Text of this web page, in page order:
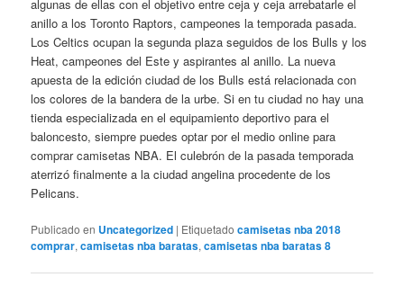
algunas de ellas con el objetivo entre ceja y ceja arrebatarle el
anillo a los Toronto Raptors, campeones la temporada pasada.
Los Celtics ocupan la segunda plaza seguidos de los Bulls y los
Heat, campeones del Este y aspirantes al anillo. La nueva
apuesta de la edición ciudad de los Bulls está relacionada con
los colores de la bandera de la urbe. Si en tu ciudad no hay una
tienda especializada en el equipamiento deportivo para el
baloncesto, siempre puedes optar por el medio online para
comprar camisetas NBA. El culebrón de la pasada temporada
aterrizó finalmente a la ciudad angelina procedente de los
Pelicans.
Publicado en Uncategorized | Etiquetado camisetas nba 2018
comprar,camisetas nba baratas,camisetas nba baratas 8